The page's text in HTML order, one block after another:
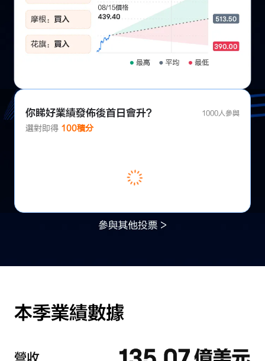
你睇好業績發佈後首日會升？ 1000人參與
選對即得 100積分